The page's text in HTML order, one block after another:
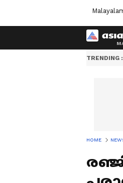
TRENDING :
HOME